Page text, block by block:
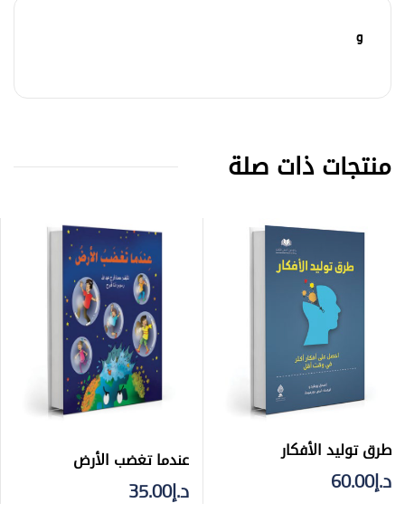
و
منتجات ذات صلة
طرق توليد الأفكار
د.إ60.00
عندما تغضب الأرض
د.إ35.00